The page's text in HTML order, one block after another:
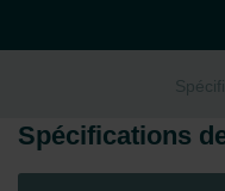
Spécifications